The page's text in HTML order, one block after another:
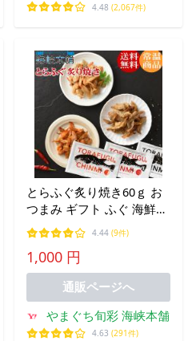
4.48 (2,067件)
とらふぐ炙り焼き60ｇ お
つまみ ギフト ふぐ 海鮮
珍味 メール便送料無料
4.44 (9件)
1,000 円
通販ページへ
やまぐち旬彩 海峡本舗
4.63 (291件)